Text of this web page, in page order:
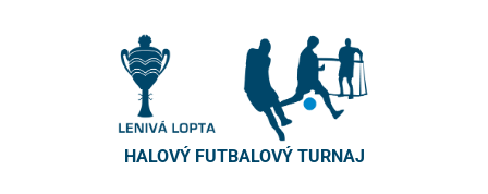
HALOVÝ FUTBALOVÝ TURNAJ